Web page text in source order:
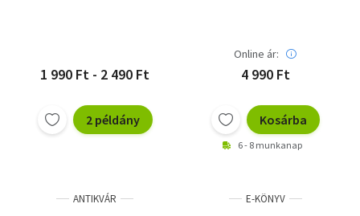
1 990 Ft - 2 490 Ft
2 példány
Online ár:
4 990 Ft
Kosárba
6 - 8 munkanap
ANTIKVÁR E-KÖNYV